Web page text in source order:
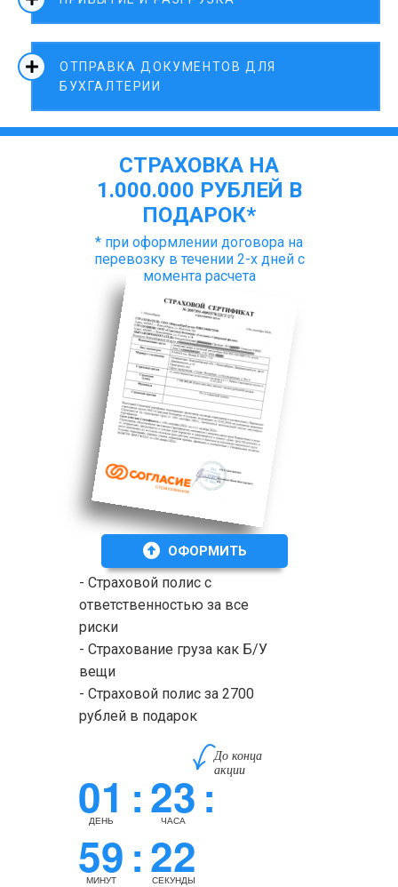
ОТПРАВКА ДОКУМЕНТОВ ДЛЯ
БУХГАЛТЕРИИ
СТРАХОВКА НА
1.000.000 РУБЛЕЙ В
ПОДАРОК*
* при оформлении договора на
перевозку в течении 2-х дней с
момента расчета
- Страховой полис с
ответственностью за все
риски
- Страхование груза как Б/У
вещи
- Страховой полис за 2700
рублей в подарок
ОФОРМИТЬ
До конца
акции
01:
ДЕНЬ 23:
ЧАСА
59:
МИНУТ 21
СЕКУНДА